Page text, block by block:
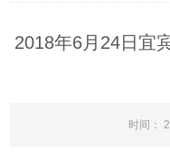
2018年6月24日宜
时间：